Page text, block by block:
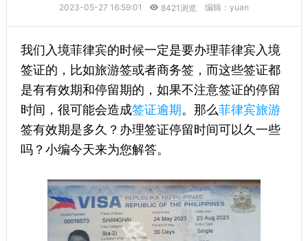
2023-05-27 16:59:01 8421浏览 编辑：yuan
我们入境菲律宾的时候一定是要办理菲律宾入境
签证的，比如旅游签或者商务签，而这些签证都
是有有效期和停留期的，如果不注意签证的停留
时间，很可能会造成签证逾期。那么菲律宾旅游
签有效期是多久？办理签证停留时间可以久一些
吗？小编今天来为您解答。